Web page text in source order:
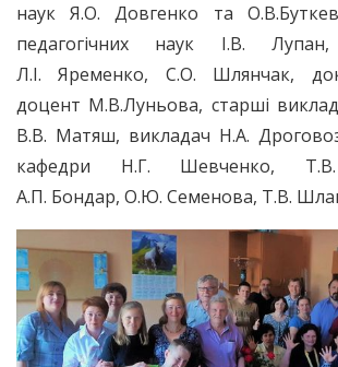
наук Я.О. Довгенко та
педагогічних наук І.В.
Л.І. Яременко, С.О. Шлянчак,
доцент М.В.Луньова, старші
В.В. Матяш, викладач Н.А.
кафедри Н.Г. Шевченко,
А.П. Бондар, О.Ю. Семенова, Т.В.